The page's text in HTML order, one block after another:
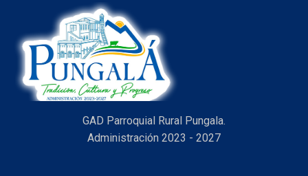
GAD Parroquial Rural Pungala.
Administración 2023 - 2027